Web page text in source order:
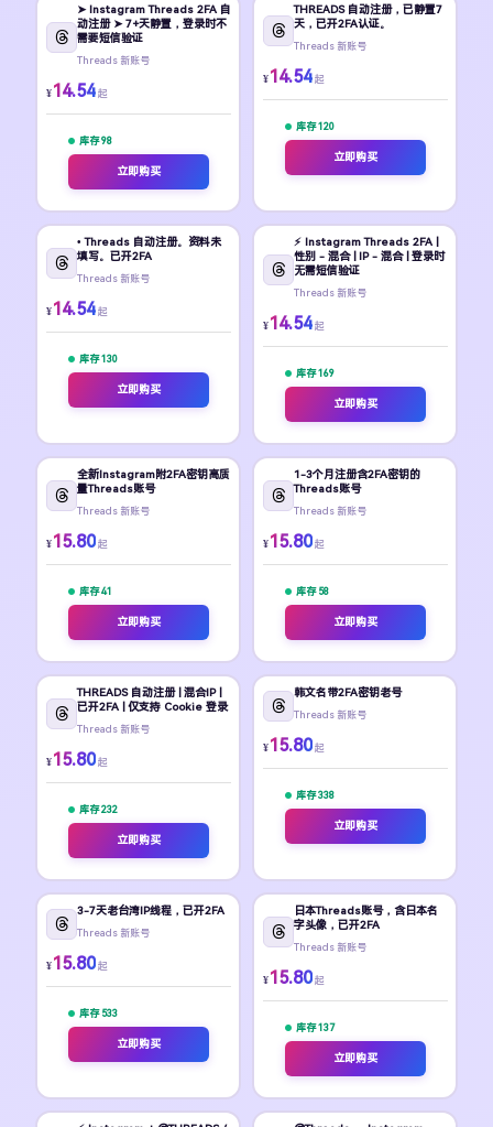
➤ Instagram Threads 2FA 自
动注册 ➤ 7+天静置，登录时不
需要短信验证
Threads 新账号
¥14.54 起
库存 98
立即购买
THREADS 自动注册，已静置7
天，已开2FA认证。
Threads 新账号
¥14.54 起
库存 120
立即购买
• Threads 自动注册。资料未
填写。已开2FA
Threads 新账号
¥14.54 起
库存 130
立即购买
⚡️ Instagram Threads 2FA |
性别 - 混合 | IP - 混合 | 登录时
无需短信验证
Threads 新账号
¥14.54 起
库存 169
立即购买
全新Instagram附2FA密钥高质
量Threads账号
Threads 新账号
¥15.80 起
库存 41
立即购买
1-3个月注册含2FA密钥的
Threads账号
Threads 新账号
¥15.80 起
库存 58
立即购买
THREADS 自动注册 | 混合IP |
已开2FA | 仅支持 Cookie 登录
Threads 新账号
¥15.80 起
库存 232
立即购买
韩文名带2FA密钥老号
Threads 新账号
¥15.80 起
库存 338
立即购买
3-7天老台湾IP线程，已开2FA
Threads 新账号
¥15.80 起
库存 533
立即购买
日本Threads账号，含日本名
字头像，已开2FA
Threads 新账号
¥15.80 起
库存 137
立即购买